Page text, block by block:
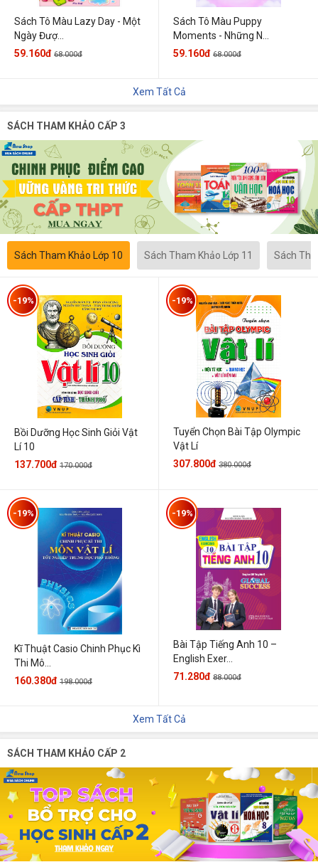
Sách Tô Màu Lazy Day - Một
Ngày Đượ...
59.160đ 68.000đ
Sách Tô Màu Puppy
Moments - Những N...
59.160đ 68.000đ
Xem Tất Cả
SÁCH THAM KHẢO CẤP 3
Sách Tham Khảo Lớp 10 Sách Tham Khảo Lớp 11 Sách
Bồi Dưỡng Học Sinh Giỏi Vật
Lí 10
-19%
137.700đ 170.000đ
Tuyển Chọn Bài Tập Olympic
Vật Lí
-19%
307.800đ 380.000đ
Kĩ Thuật Casio Chinh Phục Kì
Thi Mô...
-19%
160.380đ 198.000đ
Bài Tập Tiếng Anh 10 –
English Exer...
-19%
71.280đ 88.000đ
Xem Tất Cả
SÁCH THAM KHẢO CẤP 2